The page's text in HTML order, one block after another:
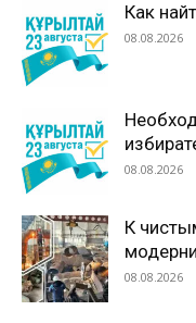
Как
08.08.2026
08.08.2026
К
08.08.2026